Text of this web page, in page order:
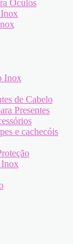
Óculos
Inox
de Cabelo
Presentes
e cachecóis
Inox